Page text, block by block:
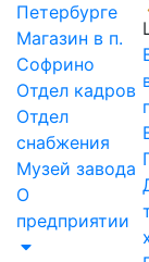
Петербурге
Магазин в п.
Софрино
Отдел кадров
Отдел
снабжения
Музей завода
О
предприятии